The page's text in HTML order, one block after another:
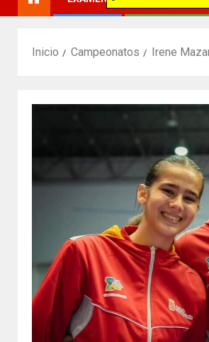
Inicio Campeonatos Irene